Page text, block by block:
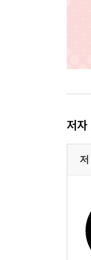
저자
저